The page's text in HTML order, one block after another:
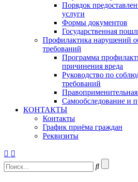
Порядок
услуги
Формы документов
Государственная
Профилактика нарушений
требований
Программа
причинения вреда
Руководство по
требований
Самообследование и
КОНТАКТЫ
Контакты
График приёма граждан
Реквизиты